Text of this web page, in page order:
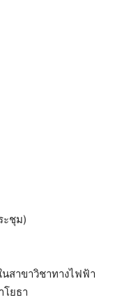
ะชุม)
สาขาวิชาทางไฟฟ้า
โยธา